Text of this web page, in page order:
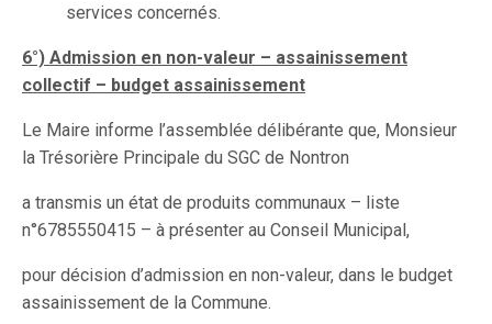
services concernés.
6°) Admission en non-valeur – assainissement
collectif – budget assainissement
Le Maire informe l’assemblée délibérante que, Monsieur
la Trésorière Principale du SGC de Nontron
a transmis un état de produits communaux – liste
n°6785550415 – à présenter au Conseil Municipal,
pour décision d’admission en non-valeur, dans le budget
assainissement de la Commune.